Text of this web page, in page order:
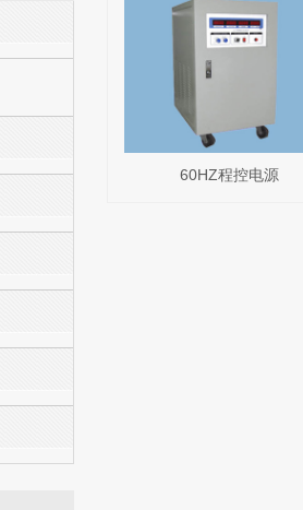
60HZ程控电源